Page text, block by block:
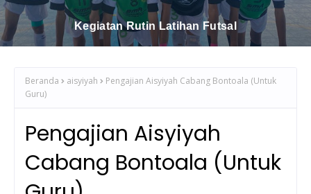
Kegiatan Daurah Tahsinul Qur'an Di SMA
Muhammadiyah 2 Makassar
Beranda aisyiyah
Pengajian Aisyiyah Cabang Bontoala (Untuk
Guru)
Pengajian Aisyiyah
Cabang Bontoala (Untuk